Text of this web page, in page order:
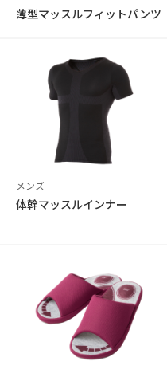
薄型マッスルフィットパンツ
メンズ
体幹マッスルインナー